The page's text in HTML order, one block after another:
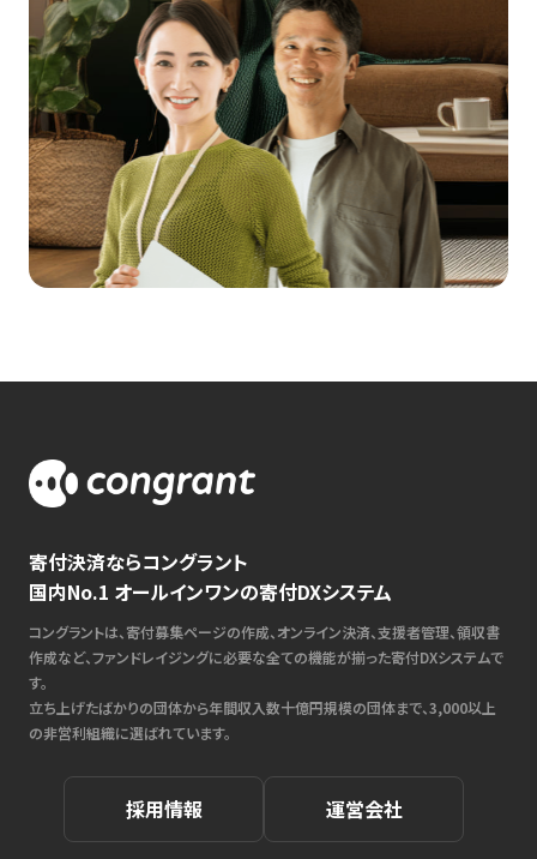
寄付決済ならコングラント
国内No.1 オールインワンの寄付DXシステム
コングラントは、寄付募集ページの作成、オンライン決済、支援者管理、領収書
作成など、ファンドレイジングに必要な全ての機能が揃った寄付DXシステムで
す。
立ち上げたばかりの団体から年間収入数十億円規模の団体まで、3,000以上
の非営利組織に選ばれています。
採用情報 運営会社